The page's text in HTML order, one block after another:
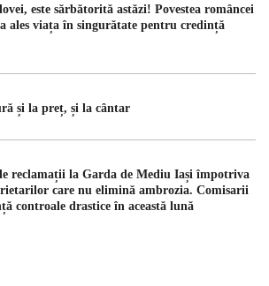
este sărbătorită astăzi! Povestea româncei
ales viața în singurătate pentru credință
și la preț, și la cântar
reclamații la Garda de Mediu Iași împotriva
care nu elimină ambrozia. Comisarii
controale drastice în această lună